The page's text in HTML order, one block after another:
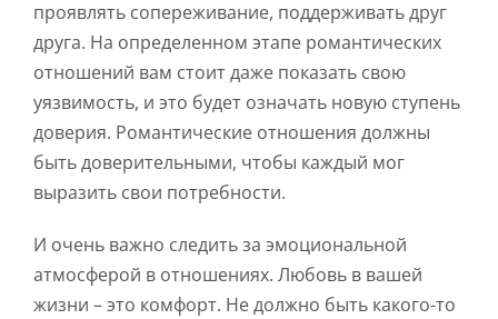
проявлять сопереживание, поддерживать друг
друга. На определенном этапе романтических
отношений вам стоит даже показать свою
уязвимость, и это будет означать новую ступень
доверия. Романтические отношения должны
быть доверительными, чтобы каждый мог
выразить свои потребности.
И очень важно следить за эмоциональной
атмосферой в отношениях. Любовь в вашей
жизни – это комфорт. Не должно быть какого-то